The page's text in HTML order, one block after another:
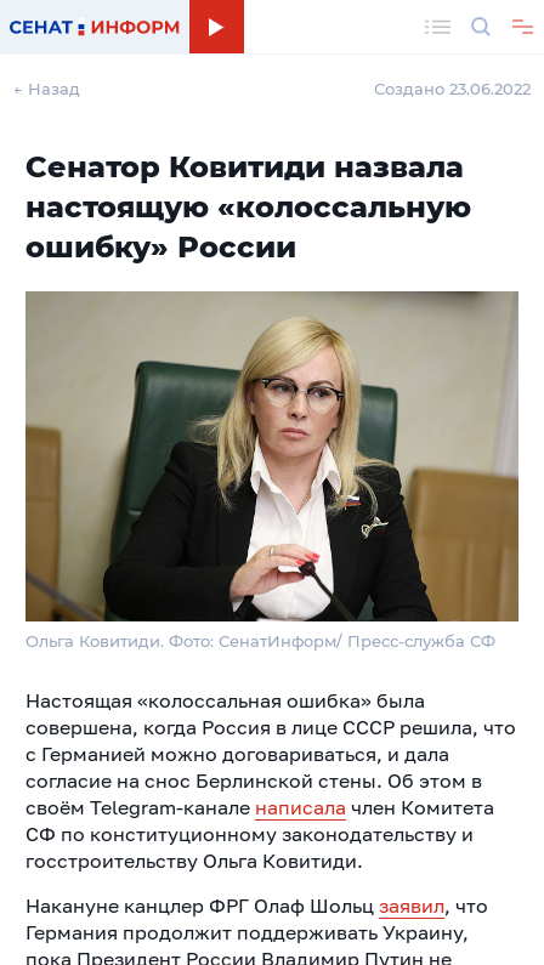
← Назад Создано 23.06.2022
Сенатор Ковитиди назвала
настоящую «колоссальную
ошибку» России
Ольга Ковитиди. Фото: СенатИнформ/ Пресс-служба СФ
Настоящая «колоссальная ошибка» была
совершена, когда Россия в лице СССР решила, что
с Германией можно договариваться, и дала
согласие на снос Берлинской стены. Об этом в
своём Telegram-канале написала член Комитета
СФ по конституционному законодательству и
госстроительству Ольга Ковитиди.
Накануне канцлер ФРГ Олаф Шольц заявил, что
Германия продолжит поддерживать Украину,
пока Президент России Владимир Путин не